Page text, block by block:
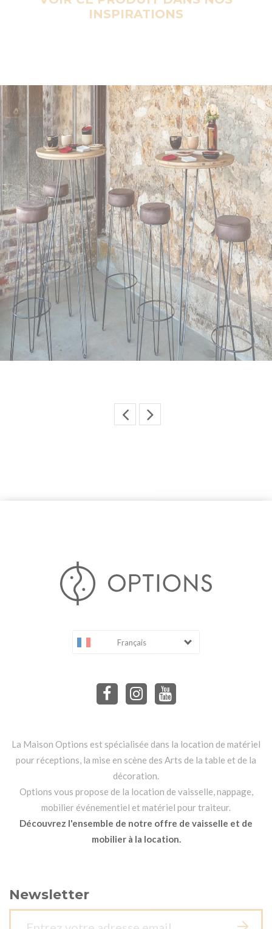
INSPIRATIONS
Français
La Maison Options est spécialisée dans la location de matériel
pour réceptions, la mise en scène des Arts de la table et de la
décoration.
Options vous propose de la location de vaisselle, nappage,
mobilier événementiel et matériel pour traiteur.
Découvrez l'ensemble de notre offre de vaisselle et de
mobilier à la location.
Newsletter